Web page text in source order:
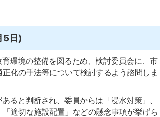
5日)
環境の整備を図るため、検討委員会に、市
化の手法等について検討するよう諮問しま
ると判断され、委員からは「浸水対策」、
適切な施設配置」などの懸念事項が挙げら